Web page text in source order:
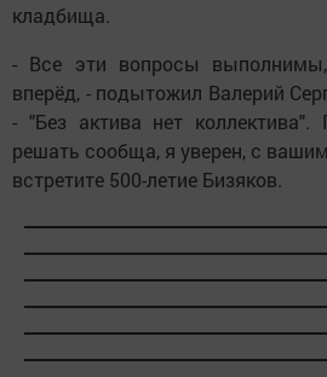
кладбища.
- Все эти вопросы
вперёд, - подытожил Валерий
- "Без актива нет
решать сообща, я уверен, с
встретите 500-летие Бизяков.